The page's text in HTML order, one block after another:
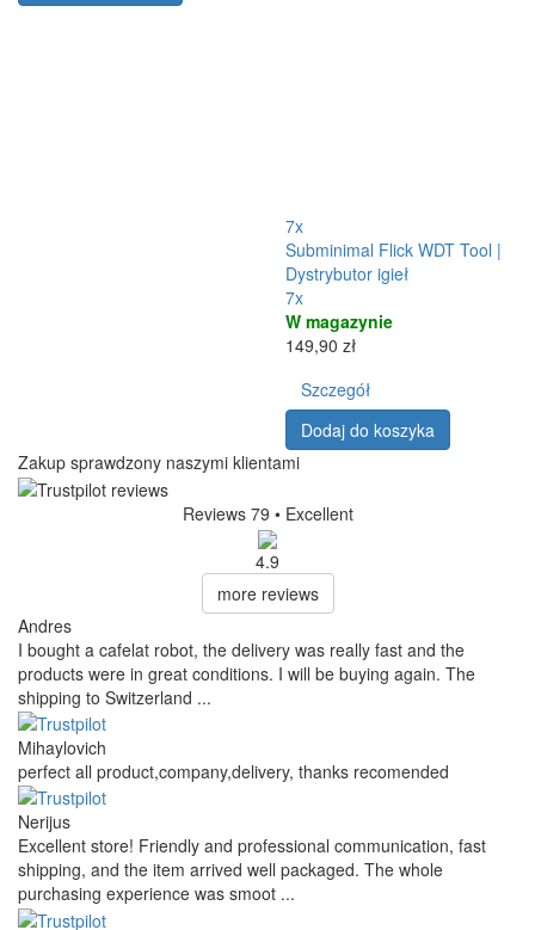
7x
Subminimal Flick WDT Tool |
Dystrybutor igieł
7x
W magazynie
149,90 zł
Szczegół
Dodaj do koszyka
Zakup sprawdzony naszymi klientami
Reviews 79 • Excellent
4.9
more reviews
Andres
I bought a cafelat robot, the delivery was really fast and the
products were in great conditions. I will be buying again. The
shipping to Switzerland ...
Mihaylovich
perfect all product,company,delivery, thanks recomended
Nerijus
Excellent store! Friendly and professional communication, fast
shipping, and the item arrived well packaged. The whole
purchasing experience was smoot ...